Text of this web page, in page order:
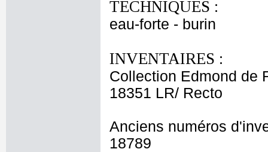
TECHNIQUES :
eau-forte - burin
INVENTAIRES :
Collection Edmond de
18351 LR/ Recto
Anciens numéros
18789